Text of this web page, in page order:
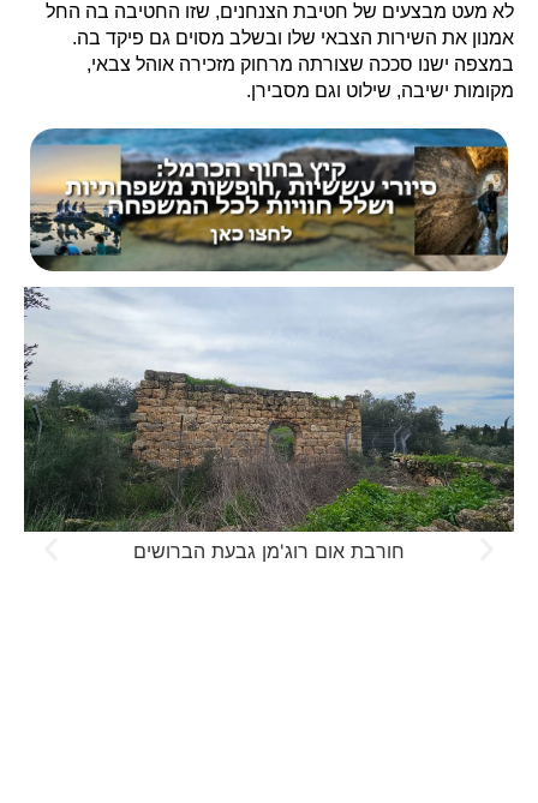
לא מעט מבצעים של חטיבת הצנחנים, שזו החטיבה בה החל
אמנון את השירות הצבאי שלו ובשלב מסוים גם פיקד בה.
במצפה ישנו סככה שצורתה מרחוק מזכירה אוהל צבאי,
מקומות ישיבה, שילוט וגם מסבירן.
חורבת אום רוג'מן גבעת הברושים